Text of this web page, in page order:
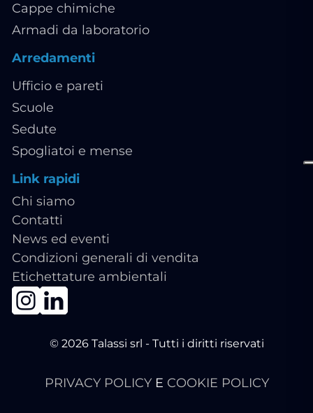
Cappe chimiche
Armadi da laboratorio
Arredamenti
Ufficio e pareti
Scuole
Sedute
Spogliatoi e mense
Link rapidi
Chi siamo
Contatti
News ed eventi
Condizioni generali di vendita
Etichettature ambientali
© 2026 Talassi srl - Tutti i diritti riservati
PRIVACY POLICYE COOKIE POLICY